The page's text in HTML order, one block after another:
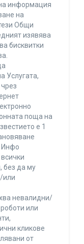
информация
на
Общи
изявява
бисквитки
Услугата,
поща на
е 1
Инфо
без да му
или
невалидни/
или
кликове
от